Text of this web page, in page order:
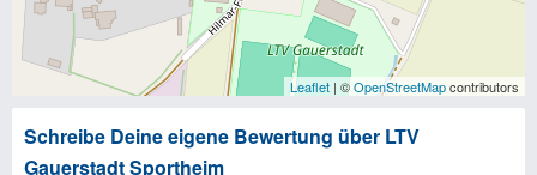
Leaflet | ©OpenStreetMapcontributors
Schreibe Deine eigene Bewertung über LTV
Gauerstadt Sportheim